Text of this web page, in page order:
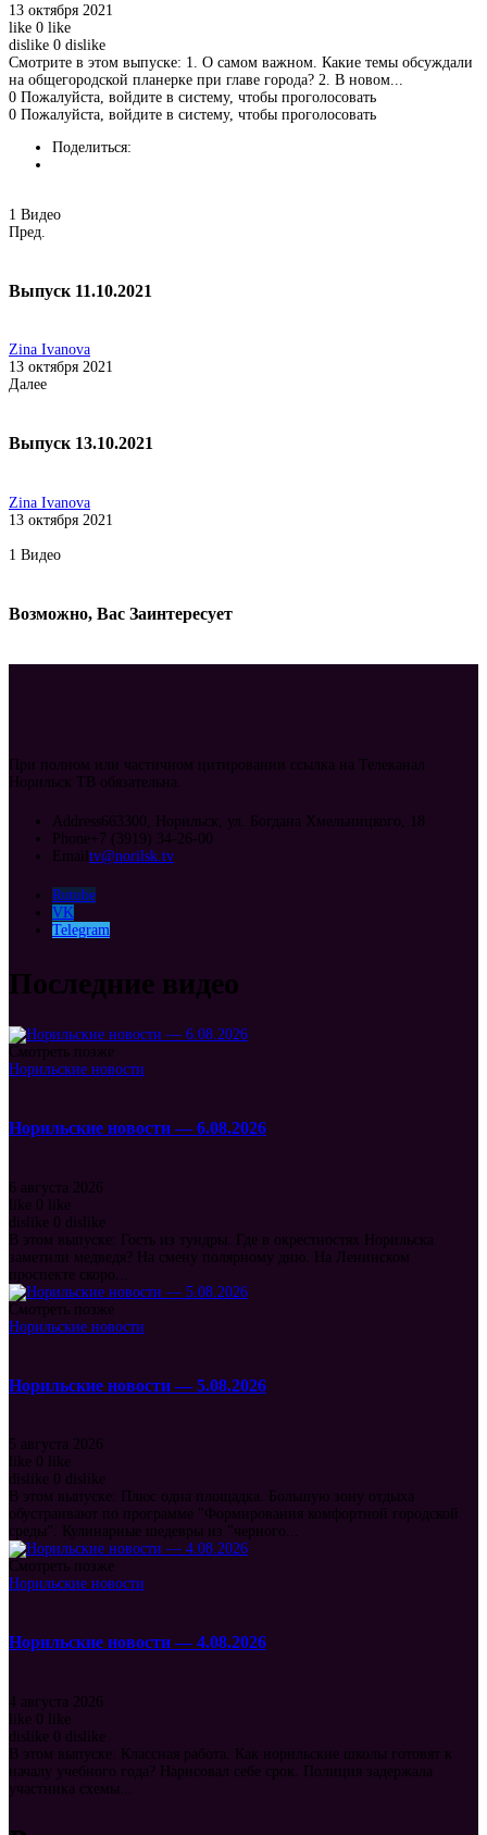
13 октября 2021
like 0 like
dislike 0 dislike
Смотрите в этом выпуске: 1. О самом важном. Какие темы обсуждали
на общегородской планерке при главе города? 2. В новом...
0 Пожалуйста, войдите в систему, чтобы проголосовать
0 Пожалуйста, войдите в систему, чтобы проголосовать
Поделиться:
1 Видео
Пред.
Выпуск 11.10.2021
Zina Ivanova
13 октября 2021
Далее
Выпуск 13.10.2021
Zina Ivanova
13 октября 2021
1 Видео
Возможно, Вас Заинтересует
При полном или частичном цитировании ссылка на Телеканал
Норильск ТВ обязательна.
Address663300, Норильск, ул. Богдана Хмельницкого, 18
Phone +7 (3919) 34-26-00
Email tv@norilsk.tv
Rutube
VK
Telegram
Последние видео
Смотреть позже
Норильские новости
Норильские новости — 6.08.2026
6 августа 2026
like 0 like
dislike 0 dislike
В этом выпуске: Гость из тундры. Где в окрестностях Норильска
заметили медведя? На смену полярному дню. На Ленинском
проспекте скоро...
Смотреть позже
Норильские новости
Норильские новости — 5.08.2026
5 августа 2026
like
0
like
dislike
0 dislike
В этом выпуске: Плюс одна площадка. Большую зону отдыха
обустраивают по программе "Формирования комфортной городской
среды". Кулинарные шедевры из "черного...
Смотреть позже
Норильские новости
Норильские новости — 4.08.2026
4 августа 2026
like 0 like
dislike 0 dislike
В этом выпуске: Классная работа. Как норильские школы готовят к
началу учебного года? Нарисовал себе срок. Полиция задержала
участника схемы...